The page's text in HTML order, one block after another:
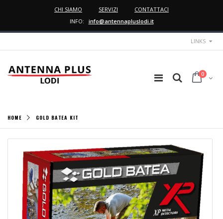
CHI SIAMO SERVIZI
CONTATTACI
INFO:
info@antennapluslodi.it
LINKS
0
HOME GOLD BATEA KIT